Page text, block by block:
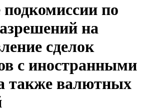
подкомиссии по
на
сделок
с иностранными
также валютных